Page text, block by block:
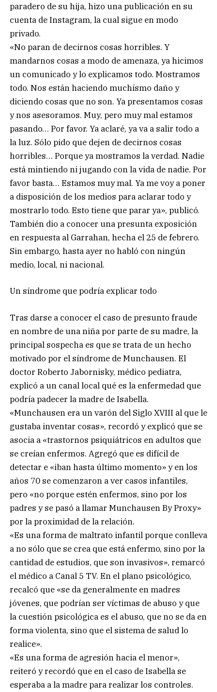
paradero de su hija, hizo una publicación en su
cuenta de Instagram, la cual sigue en modo
privado.
«No paran de decirnos cosas horribles. Y
mandarnos cosas a modo de amenaza, ya hicimos
un comunicado y lo explicamos todo. Mostramos
todo. Nos están haciendo muchísmo daño y
diciendo cosas que no son. Ya presentamos cosas
y nos asesoramos. Muy, pero muy mal estamos
pasando… Por favor. Ya aclaré, ya va a salir todo a
la luz. Sólo pido que dejen de decirnos cosas
horribles… Porque ya mostramos la verdad. Nadie
está mintiendo ni jugando con la vida de nadie. Por
favor basta… Estamos muy mal. Ya me voy a poner
a disposición de los medios para aclarar todo y
mostrarlo todo. Esto tiene que parar ya», publicó.
También dio a conocer una presunta exposición
en respuesta al Garrahan, hecha el 25 de febrero.
Sin embargo, hasta ayer no habló con ningún
medio, local, ni nacional.
Un síndrome que podría explicar todo
Tras darse a conocer el caso de presunto fraude
en nombre de una niña por parte de su madre, la
principal sospecha es que se trata de un hecho
motivado por el síndrome de Munchausen. El
doctor Roberto Jabornisky, médico pediatra,
explicó a un canal local qué es la enfermedad que
podría padecer la madre de Isabella.
«Munchausen era un varón del Siglo XVIII al que le
gustaba inventar cosas», recordó y explicó que se
asocia a «trastornos psiquiátricos en adultos que
se creían enfermos. Agregó que es difícil de
detectar e «iban hasta último momento» y en los
años 70 se comenzaron a ver casos infantiles,
pero «no porque estén enfermos, sino por los
padres y se pasó a llamar Munchausen By Proxy»
por la proximidad de la relación.
«Es una forma de maltrato infantil porque conlleva
a no sólo que se crea que está enfermo, sino por la
cantidad de estudios, que son invasivos», remarcó
el médico a Canal 5 TV. En el plano psicológico,
recalcó que «se da generalmente en madres
jóvenes, que podrían ser víctimas de abuso y que
la cuestión psicológica es el abuso, que no se da en
forma violenta, sino que el sistema de salud lo
realice».
«Es una forma de agresión hacia el menor»,
reiteró y recordó que en el caso de Isabella se
esperaba a la madre para realizar los controles.